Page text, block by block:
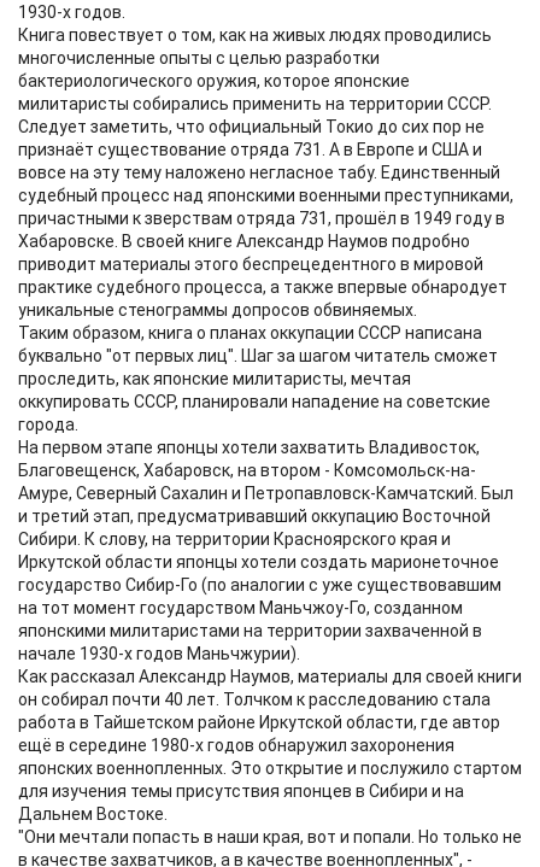
1930-х годов.
Книга повествует о том, как на живых людях проводились
многочисленные опыты с целью разработки
бактериологического оружия, которое японские
милитаристы собирались применить на территории СССР.
Следует заметить, что официальный Токио до сих пор не
признаёт существование отряда 731. А в Европе и США и
вовсе на эту тему наложено негласное табу. Единственный
судебный процесс над японскими военными преступниками,
причастными к зверствам отряда 731, прошёл в 1949 году в
Хабаровске. В своей книге Александр Наумов подробно
приводит материалы этого беспрецедентного в мировой
практике судебного процесса, а также впервые обнародует
уникальные стенограммы допросов обвиняемых.
Таким образом, книга о планах оккупации СССР написана
буквально "от первых лиц". Шаг за шагом читатель сможет
проследить, как японские милитаристы, мечтая
оккупировать СССР, планировали нападение на советские
города.
На первом этапе японцы хотели захватить Владивосток,
Благовещенск, Хабаровск, на втором - Комсомольск-на-
Амуре, Северный Сахалин и Петропавловск-Камчатский. Был
и третий этап, предусматривавший оккупацию Восточной
Сибири. К слову, на территории Красноярского края и
Иркутской области японцы хотели создать марионеточное
государство Сибир-Го (по аналогии с уже существовавшим
на тот момент государством Маньчжоу-Го, созданном
японскими милитаристами на территории захваченной в
начале 1930-х годов Маньчжурии).
Как рассказал Александр Наумов, материалы для своей книги
он собирал почти 40 лет. Толчком к расследованию стала
работа в Тайшетском районе Иркутской области, где автор
ещё в середине 1980-х годов обнаружил захоронения
японских военнопленных. Это открытие и послужило стартом
для изучения темы присутствия японцев в Сибири и на
Дальнем Востоке.
"Они мечтали попасть в наши края, вот и попали. Но только не
в качестве захватчиков, а в качестве военнопленных", -